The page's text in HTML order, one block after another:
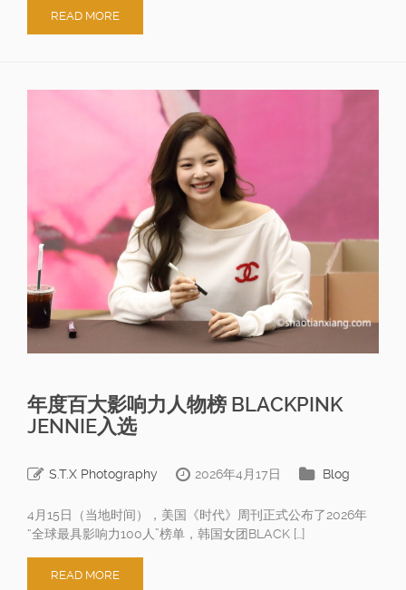
READ MORE
年度百大影响力人物榜 BLACKPINK
JENNIE入选
S.T.X Photography 2026年4月17日 Blog
4月15日（当地时间），美国《时代》周刊正式公布了2026年
“全球最具影响力100人”榜单，韩国女团BLACK […]
READ MORE